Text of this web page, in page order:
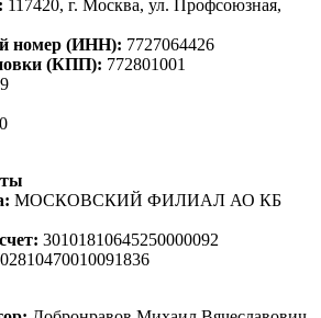
117420, г. Москва, ул. Профсоюзная,
номер (ИНН): 7727064426
(КПП): 772801001
МОСКОВСКИЙ ФИЛИАЛ АО КБ
30101810645250000092